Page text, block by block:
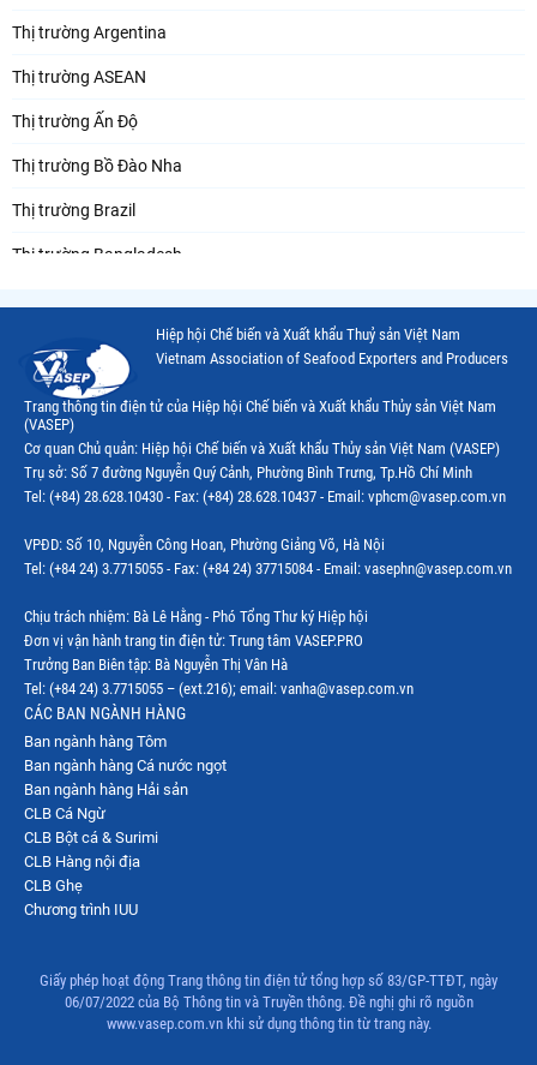
Thị trường Argentina
Thị trường ASEAN
Thị trường Ấn Độ
Thị trường Bồ Đào Nha
Thị trường Brazil
Thị trường Bangladesh
Thị trường Canada
Thị trường Ecuador
Thị trường EU
Thị trường Indonesia
Thị trường Mỹ
Thị trường Nga
Thị trường Hàn Quốc
Thị trường Nhật Bản
Thị trường Thái Lan
Thị trường Trung Quốc
Thị trường Philippines
Thị trường Tây Ban Nha
Thị trường thủy sản khác
Hiệp hội Chế biến và Xuất khẩu Thuỷ sản Việt Nam
Vietnam Association of Seafood Exporters and Producers
Trang thông tin điện tử của Hiệp hội Chế biến và Xuất khẩu Thủy sản Việt Nam
(VASEP)
Cơ quan Chủ quản: Hiệp hội Chế biến và Xuất khẩu Thủy sản Việt Nam (VASEP)
Trụ sở: Số 7 đường Nguyễn Quý Cảnh, Phường Bình Trưng, Tp.Hồ Chí Minh
Tel: (+84) 28.628.10430 - Fax: (+84) 28.628.10437 - Email: vphcm@vasep.com.vn
VPĐD: Số 10, Nguyễn Công Hoan, Phường Giảng Võ, Hà Nội
Tel: (+84 24) 3.7715055 - Fax: (+84 24) 37715084 - Email: vasephn@vasep.com.vn
Chịu trách nhiệm: Bà Lê Hằng - Phó Tổng Thư ký Hiệp hội
Đơn vị vận hành trang tin điện tử: Trung tâm VASEP.PRO
Trưởng Ban Biên tập: Bà Nguyễn Thị Vân Hà
Tel: (+84 24) 3.7715055 – (ext.216); email: vanha@vasep.com.vn
CÁC BAN NGÀNH HÀNG
Ban ngành hàng Tôm
Ban ngành hàng Cá nước ngọt
Ban ngành hàng Hải sản
CLB Cá Ngừ
CLB Bột cá & Surimi
CLB Hàng nội địa
CLB Ghẹ
Chương trình IUU
Giấy phép hoạt động Trang thông tin điện tử tổng hợp số 83/GP-TTĐT, ngày
06/07/2022 của Bộ Thông tin và Truyền thông. Đề nghị ghi rõ nguồn
www.vasep.com.vn khi sử dụng thông tin từ trang này.